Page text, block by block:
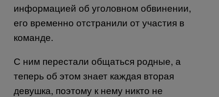
информацией об уголовном обвинении,
его временно отстранили от участия в
команде.
С ним перестали общаться родные, а
теперь об этом знает каждая вторая
девушка, поэтому к нему никто не